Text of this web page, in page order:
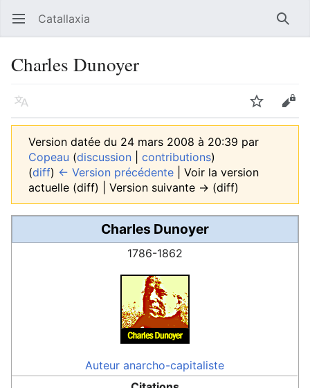
Ouvrir le menu principal Catallaxia
Charles Dunoyer
Langue Suivre
Version datée du 24 mars 2008 à 20:39 par
Copeau (discussion contributions)
(diff) ← Version précédente | Voir la version
actuelle (diff) | Version suivante → (diff)
Charles Dunoyer
1786-1862
Auteur anarcho-capitaliste